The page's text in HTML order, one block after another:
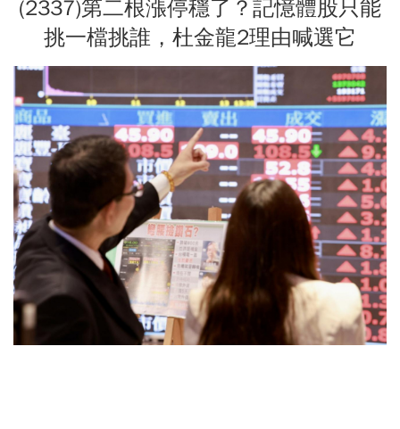
(2337)第二根漲停穩了？記憶體股只能
挑一檔挑誰，杜金龍2理由喊選它